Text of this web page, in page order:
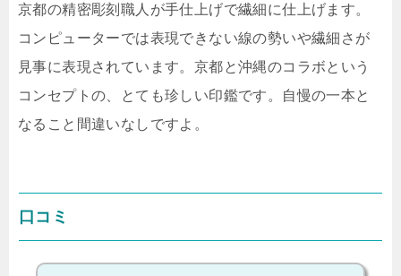
京都の精密彫刻職人が手仕上げで繊細に仕上げます。
コンピューターでは表現できない線の勢いや繊細さが
見事に表現されています。京都と沖縄のコラボという
コンセプトの、とても珍しい印鑑です。自慢の一本と
なること間違いなしですよ。
口コミ